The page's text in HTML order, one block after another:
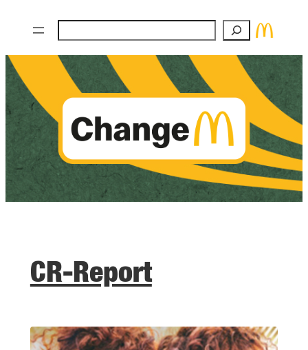
Inhalt
springen
CR-Report